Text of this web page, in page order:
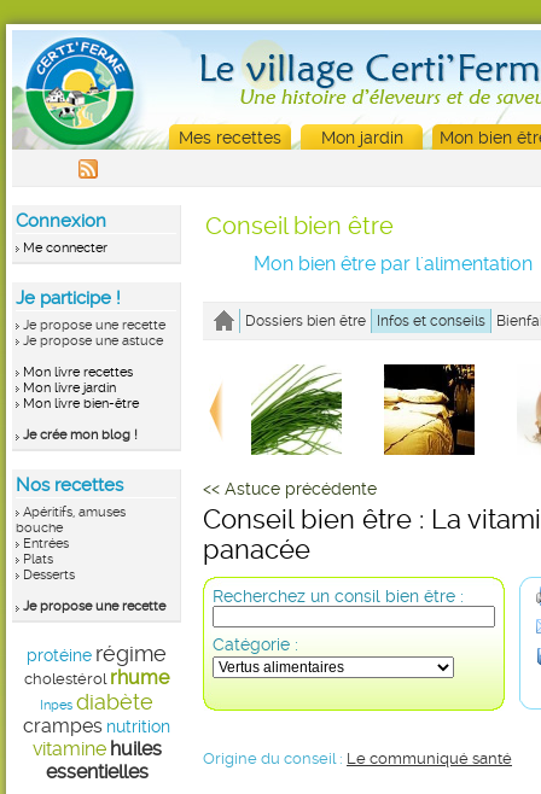
Mes recettes Mon jardin Mon bien
Connexion
Me connecter
Je participe !
Je propose une recette
Je propose une astuce
Mon livre recettes
Mon livre jardin
Mon livre bien-être
Je crée mon blog !
Nos recettes
Apéritifs, amuses
bouche
Entrées
Plats
Desserts
Je propose une recette
protéine régime
cholestérol rhume
Inpes diabète
crampes nutrition
vitamine huiles
essentielles
Conseil bien être
Mon bien être par l'alimentation
Dossiers bien être Infos et conseils
<< Astuce précédente
Conseil bien être : La
panacée
Recherchez un consil bien être :
Catégorie :
Origine du conseil : Le communiqué santé